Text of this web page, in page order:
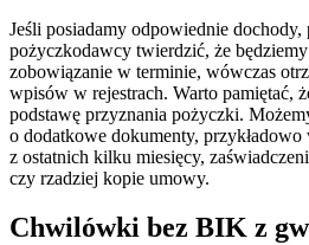
Jeśli posiadamy odpowiednie dochody,
pożyczkodawcy twierdzić, że będziemy
zobowiązanie w terminie, wówczas
wpisów w rejestrach. Warto pamiętać,
podstawę przyznania pożyczki.
o dodatkowe dokumenty,
z ostatnich kilku miesięcy,
czy rzadziej kopie umowy.
Chwilówki bez BIK z